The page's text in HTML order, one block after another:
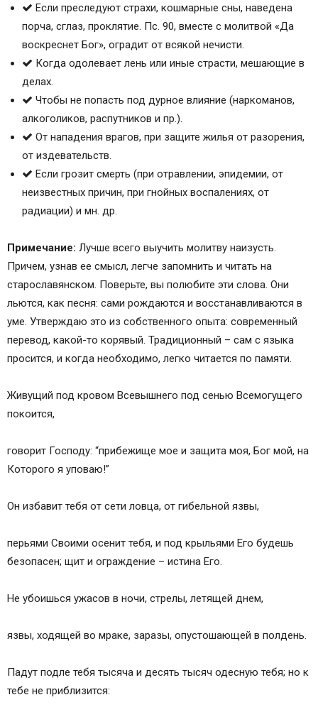
Если преследуют страхи, кошмарные сны, наведена
порча, сглаз, проклятие. Пс. 90, вместе с молитвой «Да
воскреснет Бог», оградит от всякой нечисти.
Когда одолевает лень или иные страсти, мешающие в
делах.
Чтобы не попасть под дурное влияние (наркоманов,
алкоголиков, распутников и пр.).
От нападения врагов, при защите жилья от разорения,
от издевательств.
Если грозит смерть (при отравлении, эпидемии, от
неизвестных причин, при гнойных воспалениях, от
радиации) и мн. др.
Примечание: Лучше всего выучить молитву наизусть.
Причем, узнав ее смысл, легче запомнить и читать на
старославянском. Поверьте, вы полюбите эти слова. Они
льются, как песня: сами рождаются и восстанавливаются в
уме. Утверждаю это из собственного опыта: современный
перевод, какой-то корявый. Традиционный – сам с языка
просится, и когда необходимо, легко читается по памяти.
Живущий под кровом Всевышнего под сенью Всемогущего
покоится,
говорит Господу: “прибежище мое и защита моя, Бог мой, на
Которого я уповаю!”
Он избавит тебя от сети ловца, от гибельной язвы,
перьями Своими осенит тебя, и под крыльями Его будешь
безопасен; щит и ограждение – истина Его.
Не убоишься ужасов в ночи, стрелы, летящей днем,
язвы, ходящей во мраке, заразы, опустошающей в полдень.
Падут подле тебя тысяча и десять тысяч одесную тебя; но к
тебе не приблизится: